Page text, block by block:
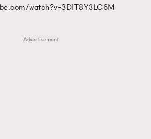
FashionWeek
watch?v=3DIT8Y3LC6M
Advertisement